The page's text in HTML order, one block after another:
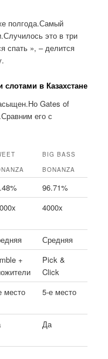
полгода.Самый
это в три
спать », – делится
в Казахстане
Gates of
его с
BIG BASS
BONANZA
96.71%
4000x
Средняя
+
Pick &
Click
место 5-е место
Да